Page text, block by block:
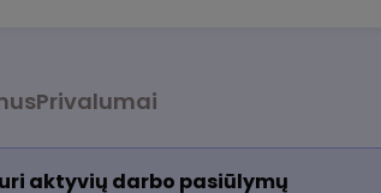
Privalumai
aktyvių darbo pasiūlymų